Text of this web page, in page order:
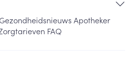
Gezondheidsnieuws Apotheker
FAQ